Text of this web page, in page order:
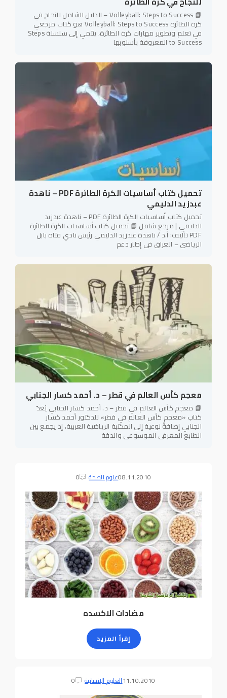
📘 Volleyball: Steps to Success – الدليل الشامل للنجاح في
كرة الطائرة Volleyball: Steps to Success هو كتاب مرجعي
في تعلم وتطوير مهارات كرة الطائرة، ينتمي إلى سلسلة Steps
to Success المعروفة بأسلوبها
تحميل كتاب أساسيات الكرة الطائرة PDF – ناهدة
عبدزيد الدليمي
تحميل كتاب أساسيات الكرة الطائرة PDF – ناهدة عبدزيد
الدليمي | مرجع شامل 📘 تحميل كتاب أساسيات الكرة الطائرة
PDF تأليف: أ.د / ناهدة عبدزيد الدليمي رئيس نادي فتاة بابل
الرياضي – العراق في إطار دعم
معجم كأس العالم في قطر – د. أحمد كسار الجنابي
📘 معجم كأس العالم في قطر – د. أحمد كسار الجنابي يُعَدّ
كتاب «معجم كأس العالم في قطر» للدكتور أحمد كسار
الجنابي إضافةً نوعية إلى المكتبة الرياضية العربية، إذ يجمع بين
الطابع المعرفي الموسوعي والدقة
08.11.2010علوم الصحة 0
مضادات الاكسده
إقرأ المزيد
11.10.2010العلوم الإنسانية 0